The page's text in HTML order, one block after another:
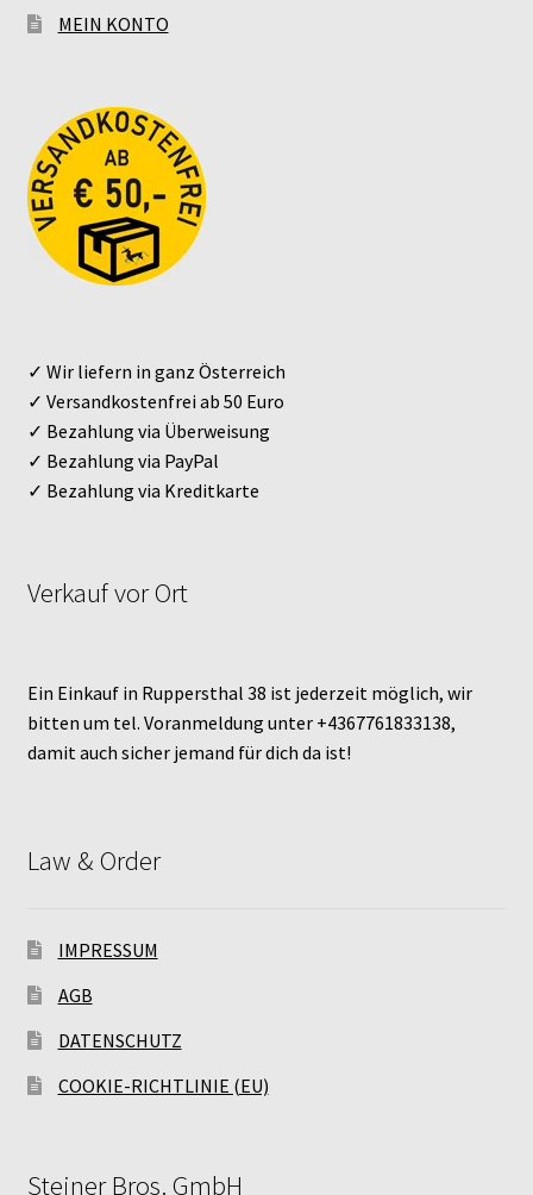
MEIN KONTO
✓ Wir liefern in ganz Österreich
✓ Versandkostenfrei ab 50 Euro
✓ Bezahlung via Überweisung
✓ Bezahlung via PayPal
✓ Bezahlung via Kreditkarte
Verkauf vor Ort
Ein Einkauf in Ruppersthal 38 ist jederzeit möglich, wir
bitten um tel. Voranmeldung unter +4367761833138,
damit auch sicher jemand für dich da ist!
Law & Order
IMPRESSUM
AGB
DATENSCHUTZ
COOKIE-RICHTLINIE (EU)
Steiner Bros. GmbH